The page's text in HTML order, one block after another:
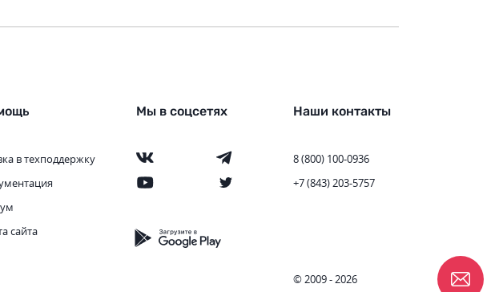
в техподдержку
сайта
Мы в соцсетях Наши контакты
8 (800) 100-0936
+7 (843) 203-5757
© 2009 - 2026